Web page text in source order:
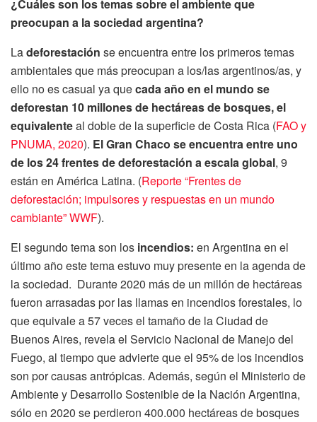
¿Cuáles son los temas sobre el ambiente que
preocupan a la sociedad argentina?
Ladeforestación se encuentra entre los primeros temas
ambientales que más preocupan a los/las argentinos/as, y
ello no es casual ya quecada año en el mundo se
deforestan 10 millones de hectáreas de bosques, el
equivalenteal doble de la superficie de Costa Rica (FAO y
PNUMA, 2020). El Gran Chaco se encuentra entre uno
de los 24 frentes de deforestación a escala global, 9
están en América Latina. (Reporte “Frentes de
deforestación; impulsores y respuestas en un mundo
cambiante” WWF).
El segundo tema son los incendios: en Argentina en el
último año este tema estuvo muy presente en la agenda de
la sociedad. Durante 2020 más de un millón de hectáreas
fueron arrasadas por las llamas en incendios forestales, lo
que equivale a 57 veces el tamaño de la Ciudad de
Buenos Aires, revela el Servicio Nacional de Manejo del
Fuego, al tiempo que advierte que el 95% de los incendios
son por causas antrópicas. Además, según el Ministerio de
Ambiente y Desarrollo Sostenible de la Nación Argentina,
sólo en 2020 se perdieron 400.000 hectáreas de bosques